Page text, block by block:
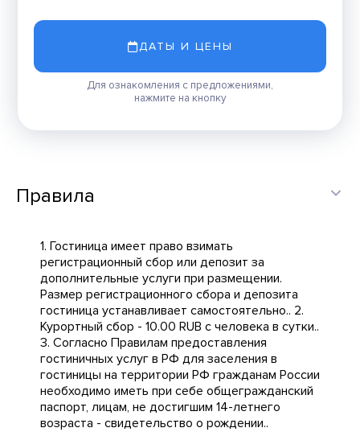
ДАТЫ И ЦЕНЫ
Для ознакомления с предложениями,
нажмите на кнопку
Правила
1. Гостиница имеет право взимать
регистрационный сбор или депозит за
дополнительные услуги при размещении.
Размер регистрационного сбора и депозита
гостиница устанавливает самостоятельно.. 2.
Курортный сбор - 10.00 RUB с человека в сутки..
3. Согласно Правилам предоставления
гостиничных услуг в РФ для заселения в
гостиницы на территории РФ гражданам России
необходимо иметь при себе общегражданский
паспорт, лицам, не достигшим 14-летнего
возраста - свидетельство о рождении..